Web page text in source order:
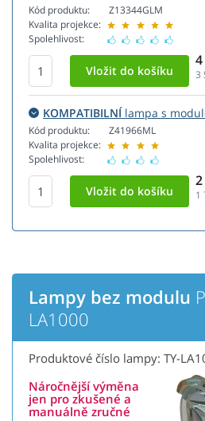
Kód produktu:
Kvalita projekce:
Spolehlivost:
Z13344GLM
3
KOMPATIBILNÍlampa s
Kód produktu:
Kvalita projekce:
Spolehlivost:
Z41966ML
1
Lampy bez modulu
LA1000
Produktové číslo lampy: TY-
Náročnější výměna
jen pro zkušené a
manuálně zručné